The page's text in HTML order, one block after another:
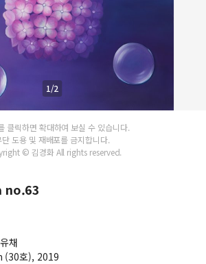
1/2
클릭하면 확대하여 보실 수 있습니다.
단 도용 및 재배포를 금지합니다.
© 김경화 All rights reserved.
채
(30호), 2019